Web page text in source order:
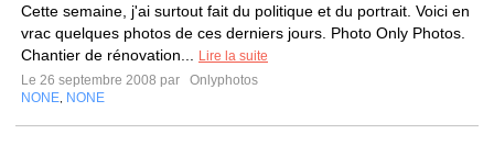
Cette semaine, j'ai surtout fait du politique et du portrait. Voici en
vrac quelques photos de ces derniers jours. Photo Only Photos.
Chantier de rénovation...
Lire la suite
Le 26 septembre 2008 par
Onlyphotos
NONE NONE